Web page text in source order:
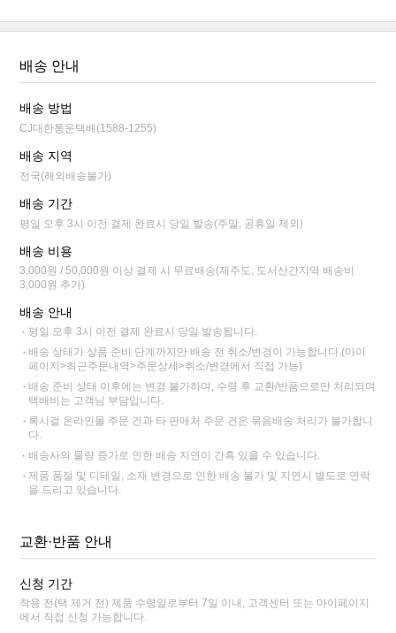
배송 안내
배송 방법
CJ대한통운택배(1588-1255)
배송 지역
전국(해외배송불가)
배송 기간
평일 오후 3시 이전 결제 완료시 당일 발송(주말, 공휴일 제외)
배송 비용
3,000원 / 50,000원 이상 결제 시 무료배송(제주도, 도서산간지역 배송비
3,000원 추가)
배송 안내
평일 오후 3시 이전 결제 완료시 당일 발송됩니다.
배송 상태가 상품 준비 단계까지만 배송 전 취소/변경이 가능합니다.(마이
페이지>최근주문내역>주문상세>취소/변경에서 직접 가능)
배송 준비 상태 이후에는 변경 불가하며, 수령 후 교환/반품으로만 처리되며
택배비는 고객님 부담입니다.
록시걸 온라인몰 주문 건과 타 판매처 주문 건은 묶음배송 처리가 불가합니
다.
배송사의 물량 증가로 인한 배송 지연이 간혹 있을 수 있습니다.
제품 품절 및 디테일, 소재 변경으로 인한 배송 불가 및 지연시 별도로 연락
을 드리고 있습니다.
교환·반품 안내
신청 기간
착용 전(택 제거 전) 제품 수령일로부터 7일 이내, 고객센터 또는 마이페이지
에서 직접 신청 가능합니다.